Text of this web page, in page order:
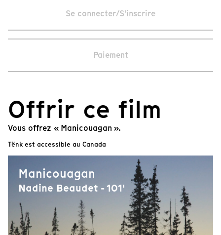
Se connecter/S'inscrire
Paiement
Offrir ce film
Vous offrez « Manicouagan ».
Tënk est accessible au Canada
Manicouagan
Nadine Beaudet - 101'